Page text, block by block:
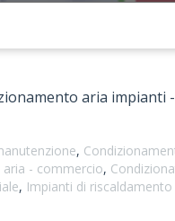
aria impianti
,
- commercio,
, Impianti di